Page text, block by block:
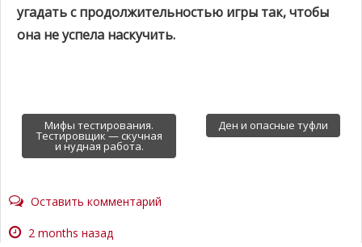
угадать с продолжительностью игры так, чтобы
она не успела наскучить.
Post navigation
Мифы тестирования.
Тестировщик — скучная
и нудная работа.
Ден и опасные туфли
Оставить комментарий
2 months назад